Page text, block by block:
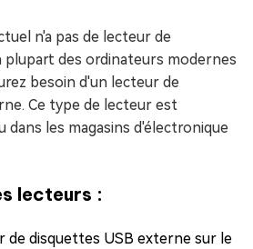
n'a pas de lecteur de
plupart des ordinateurs modernes
besoin d'un lecteur de
Ce type de lecteur est
dans les magasins d'électronique
lecteurs :
de disquettes USB externe sur le